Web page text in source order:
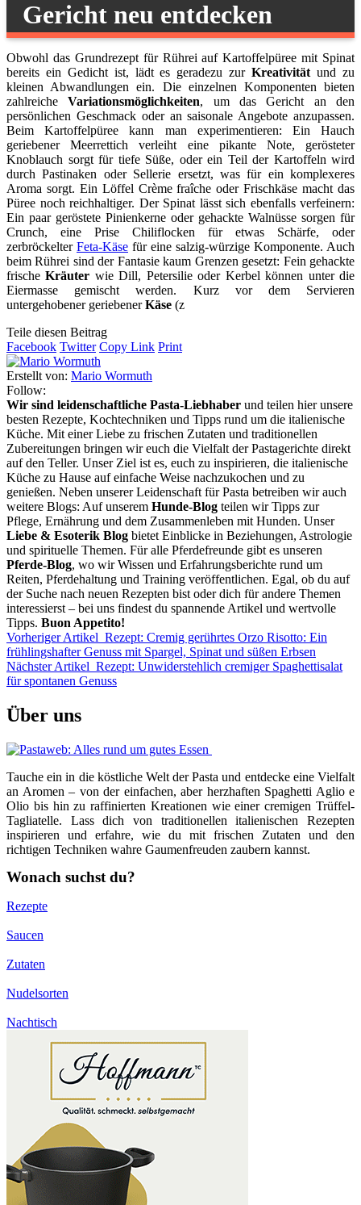
Gericht neu entdecken
Obwohl das Grundrezept für Rührei auf Kartoffelpüree mit Spinat
bereits ein Gedicht ist, lädt es geradezu zurKreativität und zu
kleinen Abwandlungen ein. Die einzelnen Komponenten bieten
zahlreicheVariationsmöglichkeiten, um das Gericht an den
persönlichen Geschmack oder an saisonale Angebote anzupassen.
Beim Kartoffelpüree kann man experimentieren: Ein Hauch
geriebener Meerrettich verleiht eine pikante Note, gerösteter
Knoblauch sorgt für tiefe Süße, oder ein Teil der Kartoffeln wird
durch Pastinaken oder Sellerie ersetzt, was für ein komplexeres
Aroma sorgt. Ein Löffel Crème fraîche oder Frischkäse macht das
Püree noch reichhaltiger. Der Spinat lässt sich ebenfalls verfeinern:
Ein paar geröstete Pinienkerne oder gehackte Walnüsse sorgen für
Crunch, eine Prise Chiliflocken für etwas Schärfe, oder
zerbröckelter Feta-Käse für eine salzig-würzige Komponente. Auch
beim Rührei sind der Fantasie kaum Grenzen gesetzt: Fein gehackte
frischeKräuter wie Dill, Petersilie oder Kerbel können unter die
Eiermasse gemischt werden. Kurz vor dem Servieren
untergehobener geriebenerKäse (z
Teile diesen Beitrag
Facebook Twitter Copy Link Print
Erstellt von: Mario Wormuth
Follow:
Wir sind leidenschaftliche Pasta-Liebhaber und teilen hier unsere
besten Rezepte, Kochtechniken und Tipps rund um die italienische
Küche. Mit einer Liebe zu frischen Zutaten und traditionellen
Zubereitungen bringen wir euch die Vielfalt der Pastagerichte direkt
auf den Teller. Unser Ziel ist es, euch zu inspirieren, die italienische
Küche zu Hause auf einfache Weise nachzukochen und zu
genießen. Neben unserer Leidenschaft für Pasta betreiben wir auch
weitere Blogs: Auf unserem Hunde-Blog teilen wir Tipps zur
Pflege, Ernährung und dem Zusammenleben mit Hunden. Unser
Liebe & Esoterik Blog bietet Einblicke in Beziehungen, Astrologie
und spirituelle Themen. Für alle Pferdefreunde gibt es unseren
Pferde-Blog, wo wir Wissen und Erfahrungsberichte rund um
Reiten, Pferdehaltung und Training veröffentlichen. Egal, ob du auf
der Suche nach neuen Rezepten bist oder dich für andere Themen
interessierst – bei uns findest du spannende Artikel und wertvolle
Tipps. Buon Appetito!
Vorheriger Artikel Rezept: Cremig gerührtes Orzo Risotto: Ein
frühlingshafter Genuss mit Spargel, Spinat und süßen Erbsen
Nächster Artikel Rezept: Unwiderstehlich cremiger Spaghettisalat
für spontanen Genuss
Über uns
Tauche ein in die köstliche Welt der Pasta und entdecke eine Vielfalt
an Aromen – von der einfachen, aber herzhaften Spaghetti Aglio e
Olio bis hin zu raffinierten Kreationen wie einer cremigen Trüffel-
Tagliatelle. Lass dich von traditionellen italienischen Rezepten
inspirieren und erfahre, wie du mit frischen Zutaten und den
richtigen Techniken wahre Gaumenfreuden zaubern kannst.
Wonach suchst du?
Rezepte
Saucen
Zutaten
Nudelsorten
Nachtisch